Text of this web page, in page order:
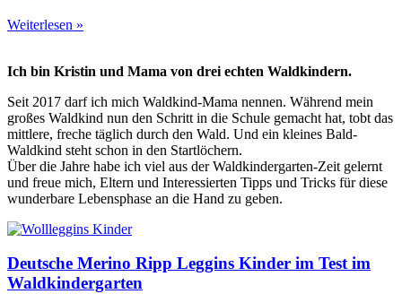
Weiterlesen »
Ich bin Kristin und Mama von drei echten Waldkindern.
Seit 2017 darf ich mich Waldkind-Mama nennen. Während mein
großes Waldkind nun den Schritt in die Schule gemacht hat, tobt das
mittlere, freche täglich durch den Wald. Und ein kleines Bald-
Waldkind steht schon in den Startlöchern.
Über die Jahre habe ich viel aus der Waldkindergarten-Zeit gelernt
und freue mich, Eltern und Interessierten Tipps und Tricks für diese
wunderbare Lebensphase an die Hand zu geben.
Deutsche Merino Ripp Leggins Kinder im Test im
Waldkindergarten